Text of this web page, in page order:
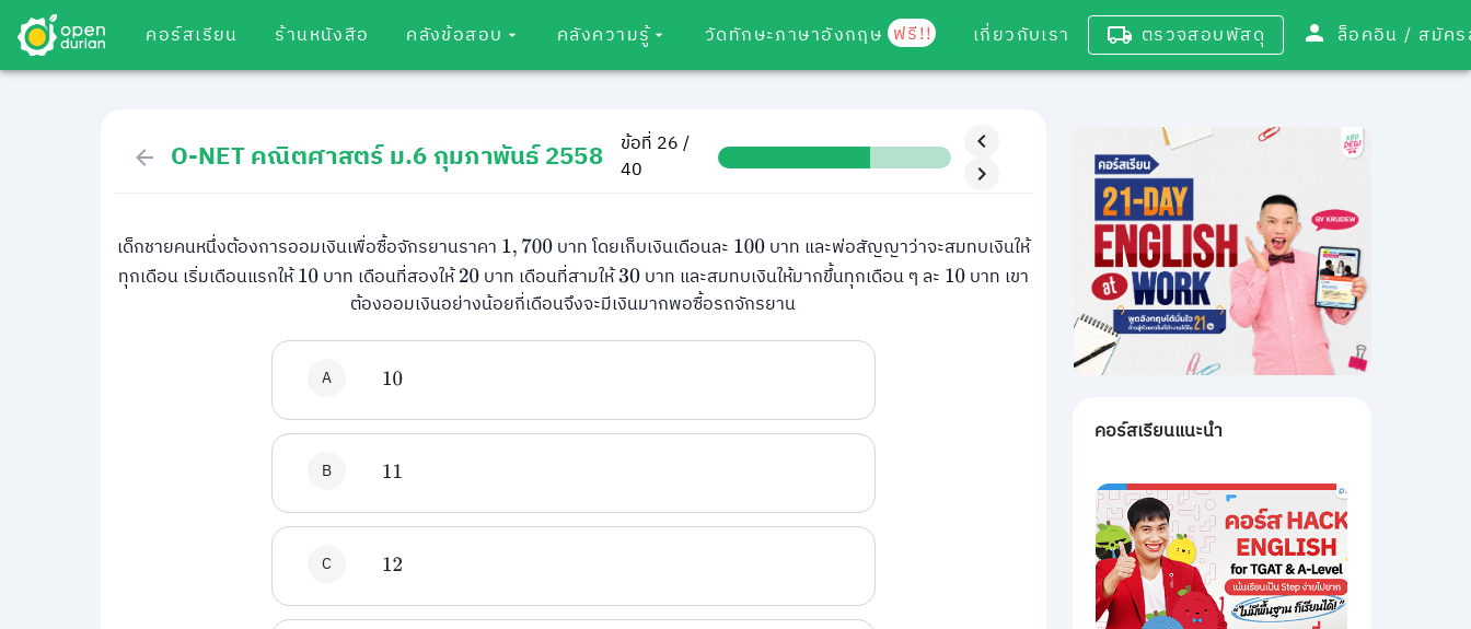
คอร์สเรียน ร้านหนังสือ คลังข้อสอบ คลังความรู้ วัดทักษะภาษาอังกฤษ ฟรี!! เกี่ยวกับเรา ตรวจสอบพัสดุ ล็อคอิน /
O-NET คณิตศาสตร์ ม.6 กุมภาพันธ์ 2558
ข้อที่ 26 /
40
เด็กชายคนหนึ่งต้องการออมเงินเพื่อซื้อจักรยานราคา 1,700บาท โดยเก็บเงินเดือนละ 100บาท และพ่อสัญญาว่าจะสมทบเงินให้
ทุกเดือน เริ่มเดือนแรกให้10บาท เดือนที่สองให้20บาท เดือนที่สามให้30บาท และสมทบเงินให้มากขึ้นทุกเดือน ๆ ละ 10บาท เขา
ต้องออมเงินอย่างน้อยกี่เดือนจึงจะมีเงินมากพอซื้อรถจักรยาน
A 10
B 11
C 12
คอร์สเรียนแนะนำ